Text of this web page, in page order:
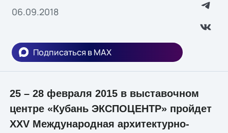
06.09.2018
Подписаться в MAX
25 – 28 февраля 2015 в выставочном
центре «Кубань ЭКСПОЦЕНТР» пройдет
XXV Международная архитектурно-